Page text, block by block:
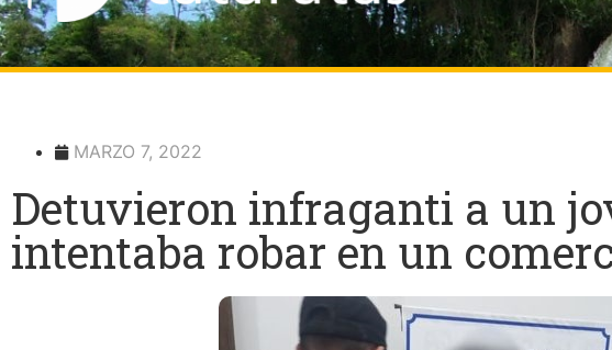
MARZO 7, 2022
Detuvieron infraganti a un
intentaba robar en un